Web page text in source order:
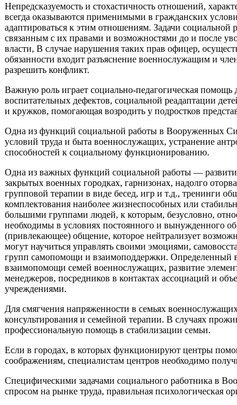
Непредсказуемость и стохастичность отношений,
всегда оказываются применимыми в гражданских
адаптироваться к этим отношениям. Задачи
связанным с их правами и возможностями до и после
власти, В случае нарушения таких прав офицер,
обязанности входит разъяснение военнослужащим и
разрешить конфликт.
Важную роль играет социально-педагогическая
воспитательных дефектов, социальной реадаптации
и кружков, помогающая возродить у подростков
Одна из функций социальной работы в Вооруженных
условий труда и быта военнослужащих, устранение
способностей к социальному функционированию.
Одна из важных функций социальной работы —
закрытых военных городках, гарнизонах, надолго
групповой терапии в виде бесед, игр и т.д., тренинги
комплектования наиболее жизнеспособных или
большими группами людей, к которым, безусловно,
необходимы в условиях постоянного и вынужденного
(привлекающее) общение, которое нейтрализует
могут научиться управлять своими эмоциями,
групп самопомощи и взаимоподдержки. Определенный
взаимопомощи семей военнослужащих, развитие
менеджеров, посредников в контактах ассоциаций и
учреждениями.
Для смягчения напряженности в семьях
консультирования и семейной терапии. В случаях
профессиональную помощь в стабилизации семьи.
Если в городах, в которых функционируют центры
соображениям, специалистам центров необходимо
Специфическими задачами социального работника в
спросом на рынке труда, правильная психологическая